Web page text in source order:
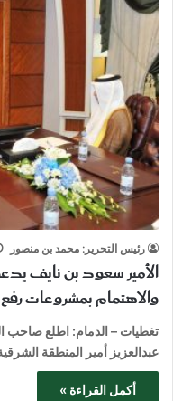
رئيس التحرير: محمد بن منصور
الأمير سعود بن نايف
والاهتمام بمشروعات رفع
تغطيات – الدمام: اطلع صاحب
عبدالعزيز أمير المنطقة
أكمل القراءة »